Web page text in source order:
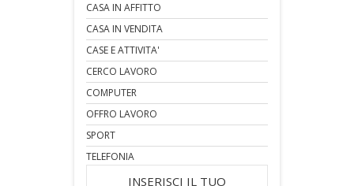
CASA IN AFFITTO
CASA IN VENDITA
CASE E ATTIVITA'
CERCO LAVORO
COMPUTER
OFFRO LAVORO
SPORT
TELEFONIA
INSERISCI IL TUO